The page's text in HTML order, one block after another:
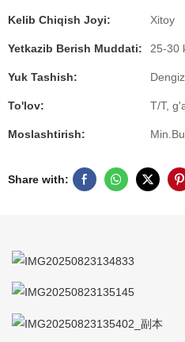
Kelib Chiqish Joyi: Xitoy
Yetkazib Berish Muddati: 25-30
Yuk Tashish:
To'lov: T/T,
Moslashtirish:
Share with: